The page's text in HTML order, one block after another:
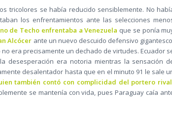
tricolores se había reducido sensiblemente. No
los enfrentamientos ante las selecciones
de Techo enfrentaba a Venezuela que se ponía
Alcócer ante un nuevo descuido defensivo
era precisamente un dechado de virtudes. Ecuador
desesperación era notoria mientras la sensación
desalentador hasta que en el minuto 91 le sale
también contó con complicidad del portero
se mantenía con vida, pues Paraguay caía